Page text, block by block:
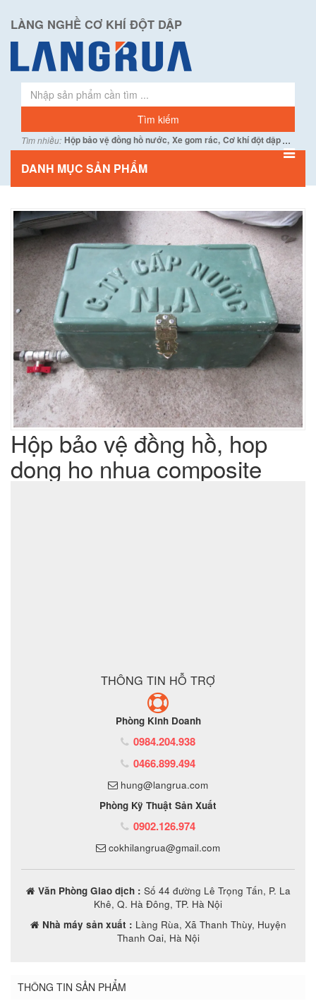
LÀNG NGHỀ CƠ KHÍ ĐỘT DẬP
Tìm nhiều: Hộp bảo vệ đồng hồ nước, Xe gom rác, Cơ khí đột dập...
DANH MỤC SẢN PHẨM
Hộp bảo vệ đồng hồ, hop
dong ho nhua composite
THÔNG TIN HỖ TRỢ
Phòng Kinh Doanh
0984.204.938
0466.899.494
hung@langrua.com
Phòng Kỹ Thuật Sản Xuất
0902.126.974
cokhilangrua@gmail.com
Văn Phòng Giao dịch : Số 44 đường Lê Trọng Tấn, P. La
Khê, Q. Hà Đông, TP. Hà Nội
Nhà máy sản xuất : Làng Rùa, Xã Thanh Thùy, Huyện
Thanh Oai, Hà Nội
THÔNG TIN SẢN PHẨM